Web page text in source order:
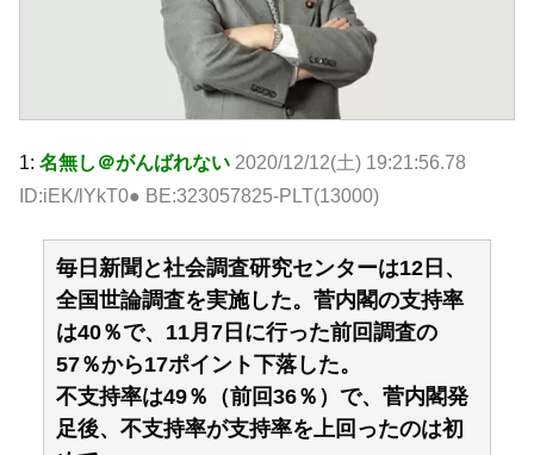
1: 名無し＠がんばれない 2020/12/12(土) 19:21:56.78
ID:iEK/lYkT0● BE:323057825-PLT(13000)
毎日新聞と社会調査研究センターは12日、
全国世論調査を実施した。菅内閣の支持率
は40％で、11月7日に行った前回調査の
57％から17ポイント下落した。
不支持率は49％（前回36％）で、菅内閣発
足後、不支持率が支持率を上回ったのは初